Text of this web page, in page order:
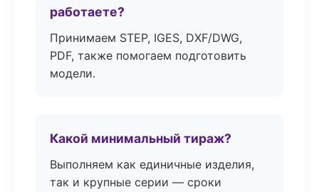
работаете?
Принимаем STEP, IGES, DXF/DWG,
PDF, также помогаем подготовить
модели.
Какой минимальный тираж?
Выполняем как единичные изделия,
так и крупные серии — сроки